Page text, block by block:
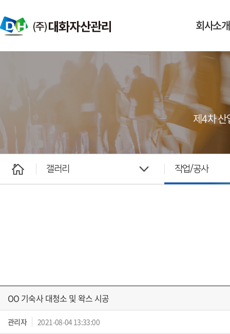
회사소개
제4차
갤러리 작업/공사
OO 기숙사 대청소 및 왁스 시공
관리자 2021-08-04 13:33:00